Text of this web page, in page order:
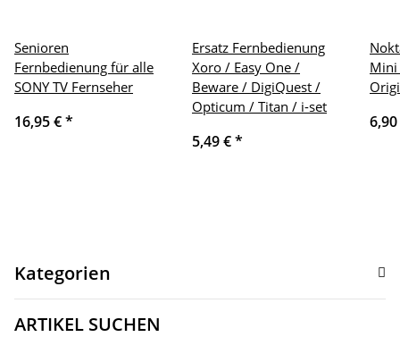
Senioren
Fernbedienung für alle
SONY TV Fernseher
16,95 €*
Ersatz Fernbedienung
Xoro / Easy One /
Beware / DigiQuest /
Opticum / Titan / i-set
5,49 €*
Kategorien
ARTIKEL SUCHEN